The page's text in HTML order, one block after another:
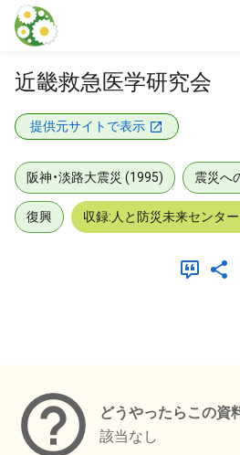
本文に飛ぶ
近畿救急医学研究会
提供元サイトで表示
阪神・淡路大震災 (1995) 震災へ
復興 収録:人と防災未来センタ
どうやったらこの資
該当なし